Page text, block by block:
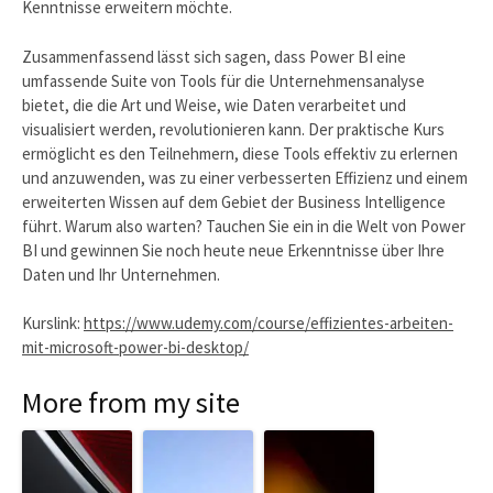
Kenntnisse erweitern möchte.
Zusammenfassend lässt sich sagen, dass Power BI eine
umfassende Suite von Tools für die Unternehmensanalyse
bietet, die die Art und Weise, wie Daten verarbeitet und
visualisiert werden, revolutionieren kann. Der praktische Kurs
ermöglicht es den Teilnehmern, diese Tools effektiv zu erlernen
und anzuwenden, was zu einer verbesserten Effizienz und einem
erweiterten Wissen auf dem Gebiet der Business Intelligence
führt. Warum also warten? Tauchen Sie ein in die Welt von Power
BI und gewinnen Sie noch heute neue Erkenntnisse über Ihre
Daten und Ihr Unternehmen.
Kurslink: https://www.udemy.com/course/effizientes-arbeiten-
mit-microsoft-power-bi-desktop/
More from my site